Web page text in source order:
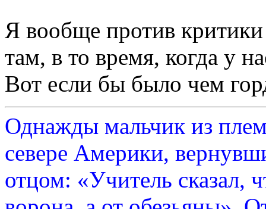
Я вообще против критики
там, в то время, когда у
Вот если бы было чем
Однажды мальчик из
севере Америки,
отцом: «Учитель сказал,